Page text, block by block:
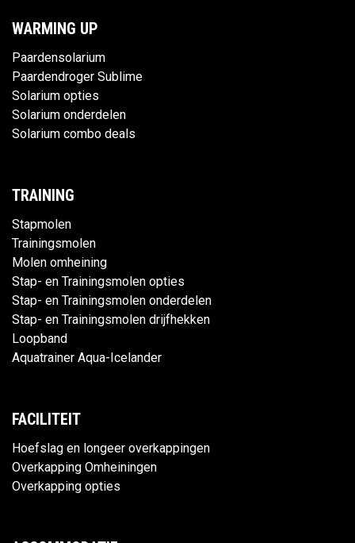
WARMING UP
Paardensolarium
Paardendroger Sublime
Solarium opties
Solarium onderdelen
Solarium combo deals
TRAINING
Stapmolen
Trainingsmolen
Molen omheining
Stap- en Trainingsmolen opties
Stap- en Trainingsmolen onderdelen
Stap- en Trainingsmolen drijfhekken
Loopband
Aquatrainer Aqua-Icelander
FACILITEIT
Hoefslag en longeer overkappingen
Overkapping Omheiningen
Overkapping opties